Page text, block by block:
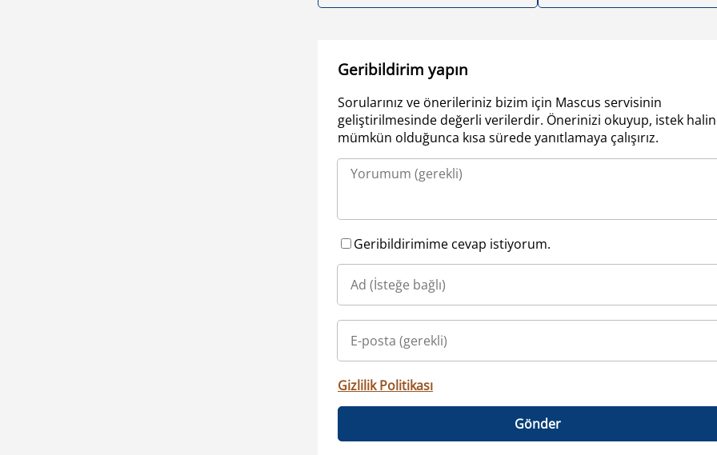
Geribildirim yapın
Sorularınız ve önerileriniz bizim için Mascus servisinin
geliştirilmesinde değerli verilerdir. Önerinizi okuyup, istek
mümkün olduğunca kısa sürede yanıtlamaya çalışırız.
Geribildirimime cevap istiyorum.
Gizlilik Politikası
Gönder